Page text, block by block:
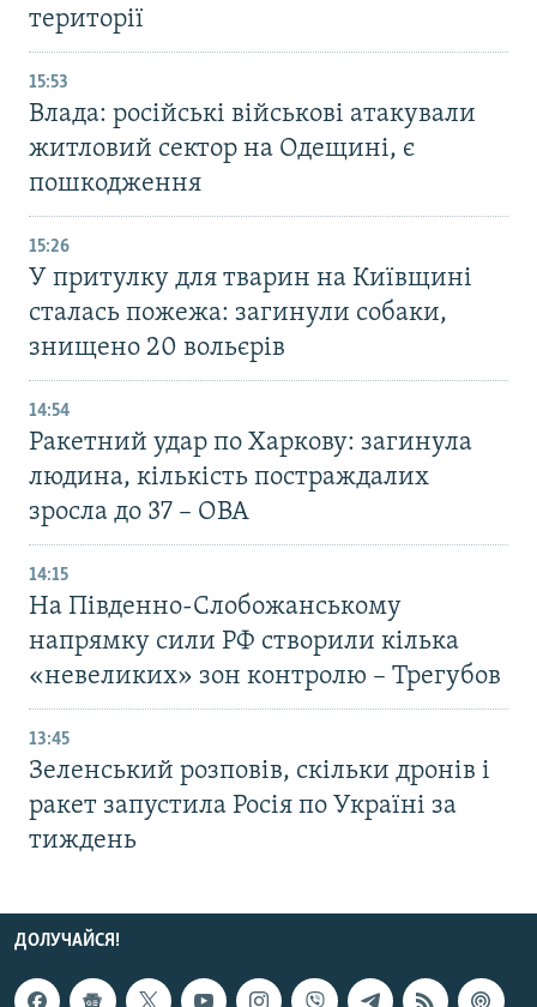
території
15:53
Влада: російські військові атакували
житловий сектор на Одещині, є
пошкодження
15:26
У притулку для тварин на Київщині
сталась пожежа: загинули собаки,
знищено 20 вольєрів
14:54
Ракетний удар по Харкову: загинула
людина, кількість постраждалих
зросла до 37 – ОВА
14:15
На Південно-Слобожанському
напрямку сили РФ створили кілька
«невеликих» зон контролю – Трегубов
13:45
Зеленський розповів, скільки дронів і
ракет запустила Росія по Україні за
тиждень
ДОЛУЧАЙСЯ!